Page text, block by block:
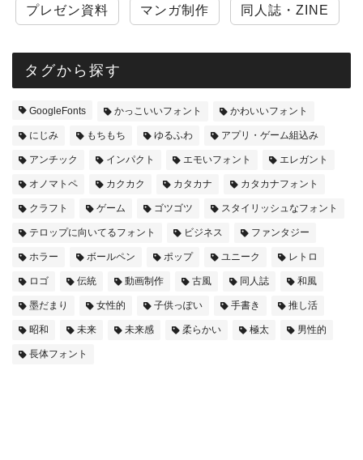
プレゼン資料 マンガ制作 同人誌・ZINE
タグから探す
GoogleFonts かっこいいフォント かわいいフォント
にじみ もちもち ゆるふわ アプリ・ゲーム組込み
アンチック インパクト エモいフォント エレガント
オノマトペ カクカク カタカナ カタカナフォント
クラフト ゲーム ゴツゴツ スタイリッシュなフォント
テロップに向いてるフォント ビジネス ファンタジー
ホラー ボールペン ポップ ユニーク レトロ
ロゴ 伝統 動画制作 古風 同人誌 和風
墨だまり 女性的 子供っぽい 手書き 推し活
昭和 未来 未来感 柔らかい 極太 男性的
長体フォント